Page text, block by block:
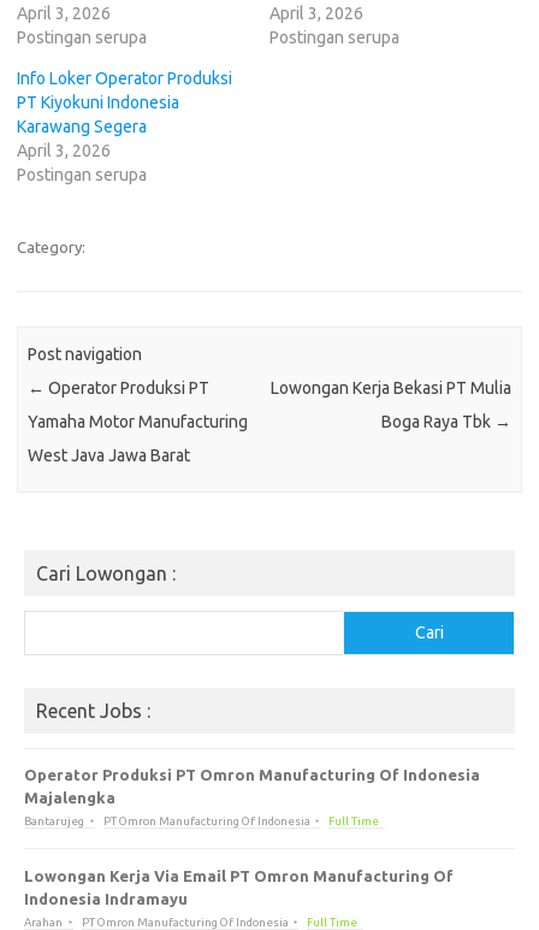
April 3, 2026
Postingan serupa
April 3, 2026
Postingan serupa
Info Loker Operator Produksi
PT Kiyokuni Indonesia
Karawang Segera
April 3, 2026
Postingan serupa
Category:
Post navigation
← Operator Produksi PT
Yamaha Motor Manufacturing
West Java Jawa Barat
Lowongan Kerja Bekasi PT Mulia
Boga Raya Tbk →
Cari Lowongan :
Cari
Recent Jobs :
Operator Produksi PT Omron Manufacturing Of Indonesia
Majalengka
Bantarujeg PT Omron Manufacturing Of Indonesia Full Time
Lowongan Kerja Via Email PT Omron Manufacturing Of
Indonesia Indramayu
Arahan PT Omron Manufacturing Of Indonesia Full Time